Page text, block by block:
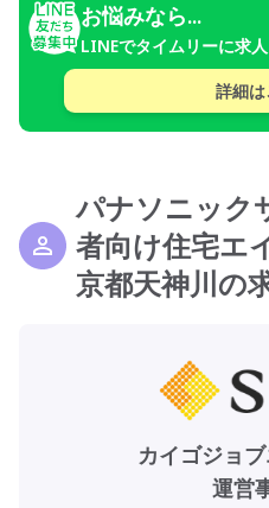
お悩みなら...
LINEでタイムリーに求
詳細
パナソニック
者向け住宅エ
京都天神川の
カイゴジョ
運営